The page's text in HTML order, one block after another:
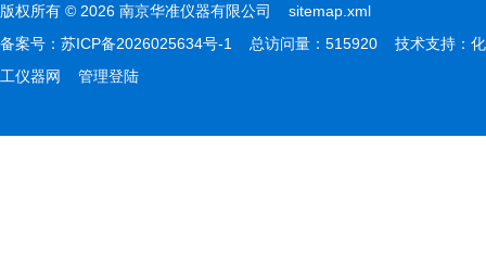
版权所有 © 2026 南京华准仪器有限公司 sitemap.xml
备案号： 苏ICP备2026025634号-1 总访问量：515920 技术支持： 化
工仪器网
管理登陆